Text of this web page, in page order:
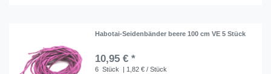
Habotai-Seidenbänder beere 100 cm VE 5 Stück
10,95 € *
6 Stück | 1,82 € / Stück